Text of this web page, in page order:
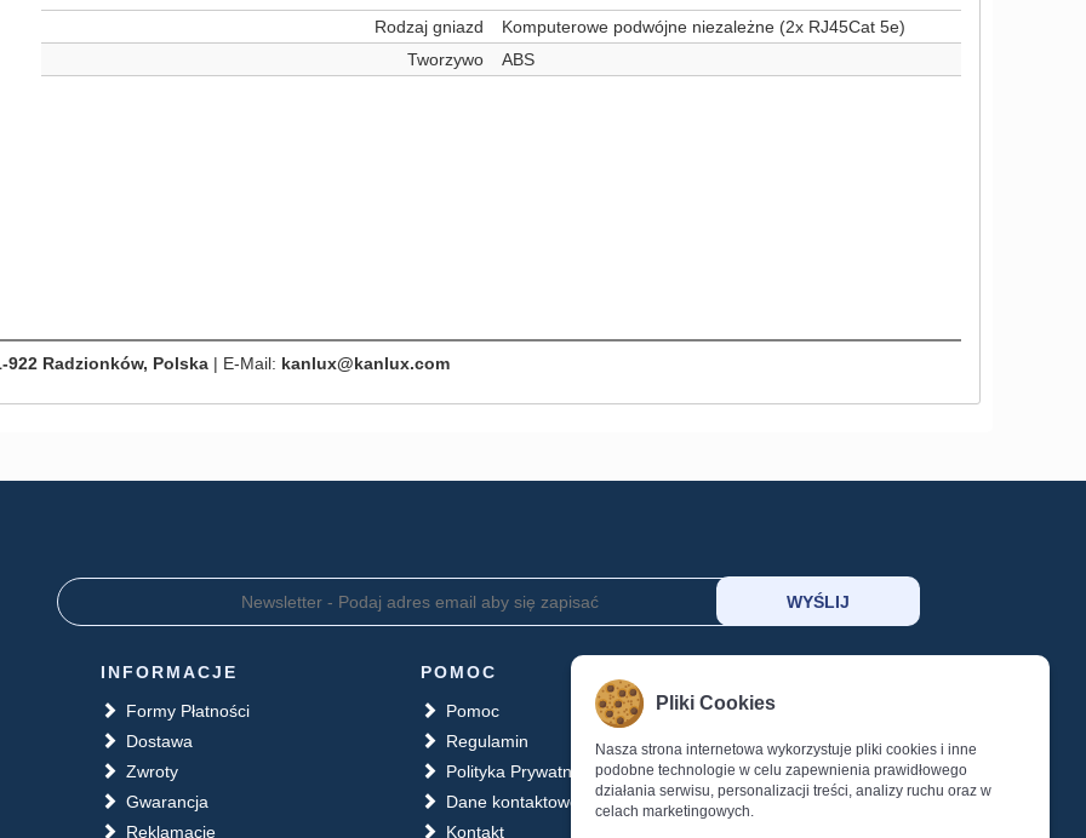
Rodzaj gniazd
Komputerowe podwójne niezależne (2x RJ45Cat 5e)
Tworzywo
ABS
922 Radzionków, Polska | E-Mail: kanlux@kanlux.com
INFORMACJE
Formy Płatności
Dostawa
Zwroty
Gwarancja
Reklamacje
POMOC
Pomoc
Regulamin
Polityka Prywatności
Dane kontaktowe
Kontakt
Koszyk
Schowek
Logowanie
Rejestracja
Pliki Cookies
Nasza strona internetowa wykorzystuje pliki cookies i inne
podobne technologie w celu zapewnienia prawidłowego
działania serwisu, personalizacji treści, analizy ruchu oraz w
celach marketingowych.